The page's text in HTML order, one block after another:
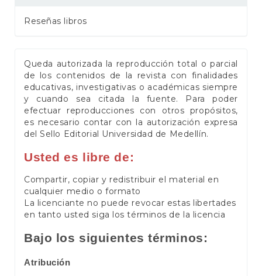
Reseñas libros
Queda autorizada la reproducción total o parcial
de los contenidos de la revista con finalidades
educativas, investigativas o académicas siempre
y cuando sea citada la fuente. Para poder
efectuar reproducciones con otros propósitos,
es necesario contar con la autorización expresa
del Sello Editorial Universidad de Medellín.
Usted es libre de:
Compartir, copiar y redistribuir el material en
cualquier medio o formato
La licenciante no puede revocar estas libertades
en tanto usted siga los términos de la licencia
Bajo los siguientes términos:
Atribución